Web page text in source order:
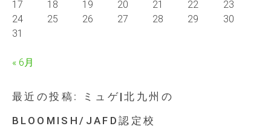
17
18 19 20 21 22
23
24
25 26 27 28 29
30
31
« 6月
最近の投稿: ミュゲ|北九州の
BLOOMISH/JAFD認定校